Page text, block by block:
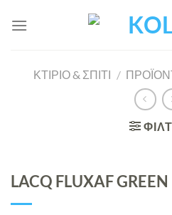
στο
ΚΤΙΡΙΟ & ΣΠΙΤΙ /
LACQ FLUXAF GREEN